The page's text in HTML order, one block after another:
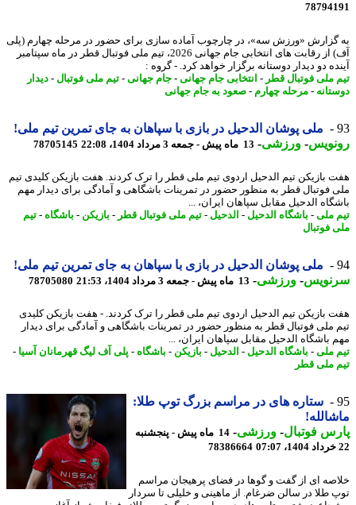
«ورزش سه»، در چارچوب آماده سازی برای حضور در مرحله چهارم (پلی
آف) از رقابت های انتخابی جام جهانی 2026، تیم ملی فوتبال قطر در ماه سپتامبر
دو دیدار دوستانه برگزار خواهد کرد. - گروه :
ملی فوتبال قطر -انتخابی جام جهانی-جام جهانی-تیم ملی فوتبال-دیدار
-مرحله چهارم-صعود به جام جهانی
ملی پوشان الدحیل در بازی با سپاهان به جای تمرین تیم ملی!
-ورزشی-13 ماه پیش - جمعه 3 مرداد 1404، 22:08 78705145
بازیکن تیم الدحیل اردوی تیم ملی قطر را ترک کردند. هفت بازیکن کلیدی تیم
فوتبال قطر به منظور حضور در تمرینات باشگاهی و آمادگی برای دیدار مهم
الدحیل مقابل سپاهان ایران، ...
ملی -باشگاه الدحیل-الدحیل-تیم ملی فوتبال قطر -بازیکن -باشگاه-تیم
فوتبال
ملی پوشان الدحیل در بازی با سپاهان به جای تمرین تیم ملی!
-ورزشی-13 ماه پیش - جمعه 3 مرداد 1404، 21:53 78705080
بازیکن تیم الدحیل اردوی تیم ملی قطر را ترک کردند. - ​هفت بازیکن کلیدی
ملی فوتبال قطر به منظور حضور در تمرینات باشگاهی و آمادگی برای دیدار
باشگاه الدحیل مقابل سپاهان ایران، ...
ملی -باشگاه الدحیل-الدحیل-بازیکن -باشگاه-پلی آف لیگ قهرمانان آسیا -
ملی قطر
ستاره های در مراسم بزرگ توپ طلا:
فوتبال-ورزشی-
14 ماه پیش - پنجشنبه
78386664
ای از گفت و گوها در فضای پرهیجان مراسم
طلا در سالن ضرغام. از ماهینی و خلیلی تا سردار